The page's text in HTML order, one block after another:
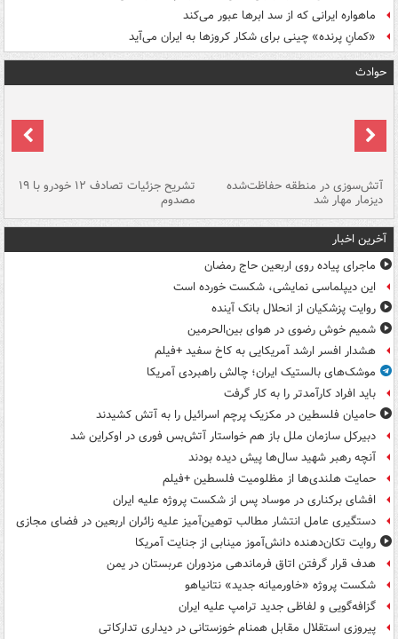
ماهواره ایرانی که از سد ابرها عبور می‌کند
«کمانِ پرنده» چینی برای شکار کروزها به ایران می‌آید
حوادث
آتش‌سوزی در منطقه حفاظت‌شده
دیزمار مهار شد
تشریح جزئیات تصادف ۱۲ خودرو با ۱۹
مصدوم
آخرین اخبار
ماجرای پیاده روی اربعین حاج رمضان
این دیپلماسی نمایشی، شکست خورده است
روایت پزشکیان از انحلال بانک آینده
شمیم خوش رضوی در هوای بین‌الحرمین
هشدار افسر ارشد آمریکایی به کاخ سفید +فیلم
موشک‌های بالستیک ایران؛ چالش راهبردی آمریکا
باید افراد کارآمدتر را به کار گرفت
حامیان فلسطین در مکزیک پرچم اسرائیل را به آتش کشیدند
دبیرکل سازمان ملل باز هم خواستار آتش‌بس فوری در اوکراین شد
آنچه رهبر شهید سال‌ها پیش دیده بودند
حمایت هلندی‌ها از مظلومیت فلسطین +فیلم
افشای برکناری در موساد پس از شکست پروژه علیه ایران
دستگیری عامل انتشار مطالب توهین‌آمیز علیه زائران اربعین در فضای مجازی
روایت تکان‌دهنده دانش‌آموز مینابی از جنایت آمریکا
هدف قرار گرفتن اتاق‌ فرماندهی مزدوران عربستان در یمن
شکست پروژه «خاورمیانه جدید» نتانیاهو
گزافه‌گویی و لفاظی جدید ترامپ علیه ایران
پیروزی استقلال مقابل همنام خوزستانی در دیداری تدارکاتی